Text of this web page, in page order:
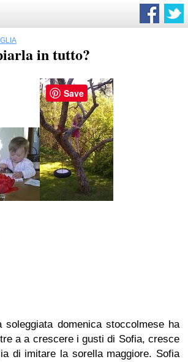
in tutto?
soleggiata domenica stoccolmese ha
a a crescere i gusti di Sofia, cresce
di imitare la sorella maggiore. Sofia
Save